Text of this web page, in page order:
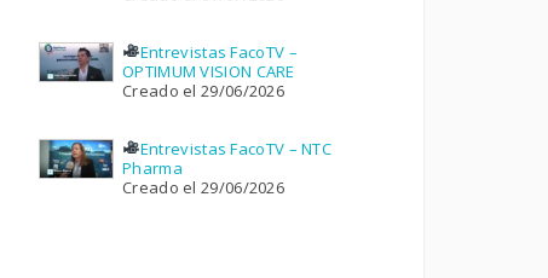
Entrevistas FacoTV –
OPTIMUM VISION CARE
Creado el 29/06/2026
Entrevistas FacoTV – NTC
Pharma
Creado el 29/06/2026